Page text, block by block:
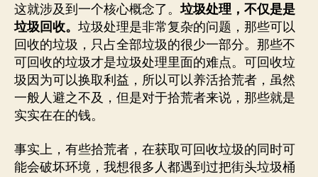
这就涉及到一个核心概念了。垃圾处理，不仅是是
垃圾回收。 垃圾处理是非常复杂的问题，那些可以
回收的垃圾，只占全部垃圾的很少一部分。那些不
可回收的垃圾才是垃圾处理里面的难点。可回收垃
圾因为可以换取利益，所以可以养活拾荒者，虽然
一般人避之不及，但是对于拾荒者来说，那些就是
实实在在的钱。
事实上，有些拾荒者，在获取可回收垃圾的同时可
能会破坏环境，我想很多人都遇到过把街头垃圾桶